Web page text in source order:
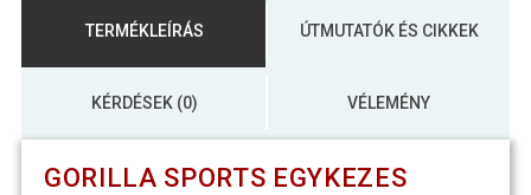
TERMÉKLEÍRÁS ÚTMUTATÓK ÉS CIKKEK
KÉRDÉSEK (0) VÉLEMÉNY
GORILLA SPORTS EGYKEZES